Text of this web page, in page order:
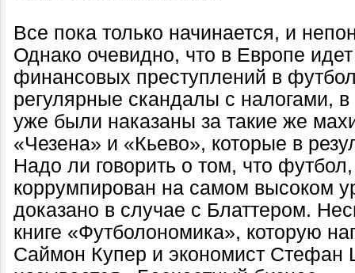
Все пока только начинается, и
Однако очевидно, что в Европе
финансовых преступлений в
регулярные скандалы с налогами,
уже были наказаны за такие же
«Чезена» и «Кьево», которые в
Надо ли говорить о том, что
коррумпирован на самом высоком
доказано в случае с Блаттером.
книге «Футболономика», которую
Саймон Купер и экономист Стефан